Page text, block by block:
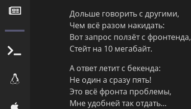
Дольше говорить с другими,
Чем всё разом накидать:
Вот запрос ползёт с фронтенда,
Стейт на 10 мегабайт.
А ответ летит с бекенда:
Не один а сразу пять!
Это всё фронта проблемы,
Мне удобней так отдать...